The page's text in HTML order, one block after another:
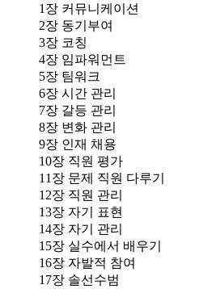
1장 커뮤니케이션
2장 동기부여
3장 코칭
4장 임파워먼트
5장 팀워크
6장 시간 관리
7장 갈등 관리
8장 변화 관리
9장 인재 채용
10장 직원 평가
11장 문제 직원 다루기
12장 직원 관리
13장 자기 표현
14장 자기 관리
15장 실수에서 배우기
16장 자발적 참여
17장 솔선수범